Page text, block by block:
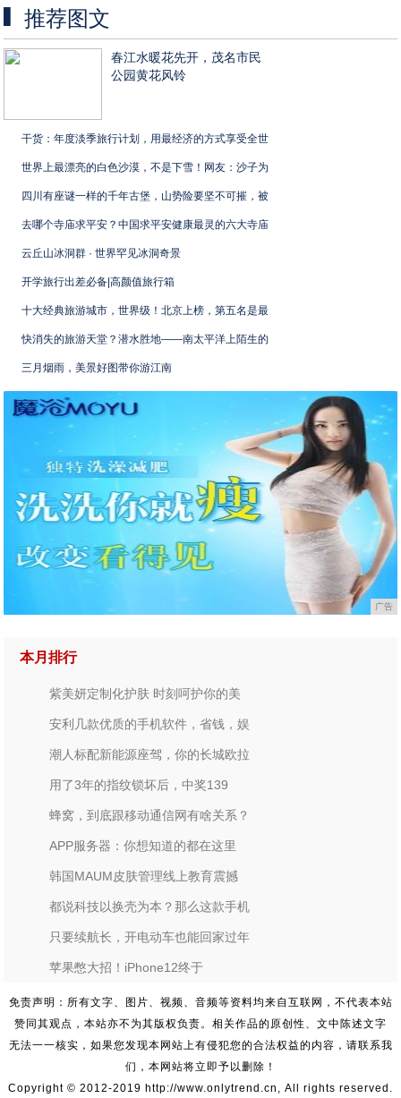
推荐图文
春江水暖花先开，茂名市民
公园黄花风铃
干货：年度淡季旅行计划，用最经济的方式享受全世
世界上最漂亮的白色沙漠，不是下雪！网友：沙子为
四川有座谜一样的千年古堡，山势险要坚不可摧，被
去哪个寺庙求平安？中国求平安健康最灵的六大寺庙
云丘山冰洞群 · 世界罕见冰洞奇景
开学旅行出差必备|高颜值旅行箱
十大经典旅游城市，世界级！北京上榜，第五名是最
快消失的旅游天堂？潜水胜地——南太平洋上陌生的
三月烟雨，美景好图带你游江南
广告
本月排行
紫美妍定制化护肤 时刻呵护你的美
安利几款优质的手机软件，省钱，娱
潮人标配新能源座驾，你的长城欧拉
用了3年的指纹锁坏后，中奖139
蜂窝，到底跟移动通信网有啥关系？
APP服务器：你想知道的都在这里
韩国MAUM皮肤管理线上教育震撼
都说科技以换壳为本？那么这款手机
只要续航长，开电动车也能回家过年
苹果憋大招！iPhone12终于
免责声明：所有文字、图片、视频、音频等资料均来自互联网，不代表本站
赞同其观点，本站亦不为其版权负责。相关作品的原创性、文中陈述文字
无法一一核实，如果您发现本网站上有侵犯您的合法权益的内容，请联系我
们，本网站将立即予以删除！
Copyright © 2012-2019 http://www.onlytrend.cn, All rights reserved.